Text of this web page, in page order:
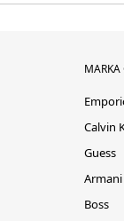
MARKA
Calvin
Guess
Boss